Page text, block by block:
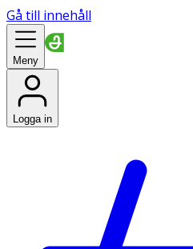
Gå till innehåll
Meny
Logga in